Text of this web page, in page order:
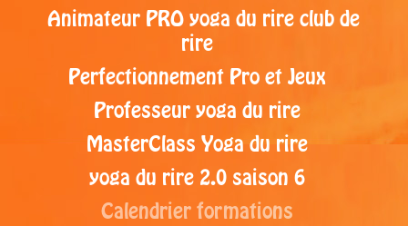
Animateur PRO yoga du rire club de
rire
Perfectionnement Pro et Jeux
Professeur yoga du rire
MasterClass Yoga du rire
yoga du rire 2.0 saison 6
Calendrier formations